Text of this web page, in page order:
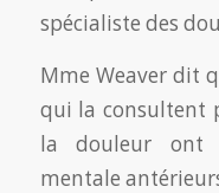
spécialiste des
Mme Weaver dit
qui la consultent
la douleur ont
mentale